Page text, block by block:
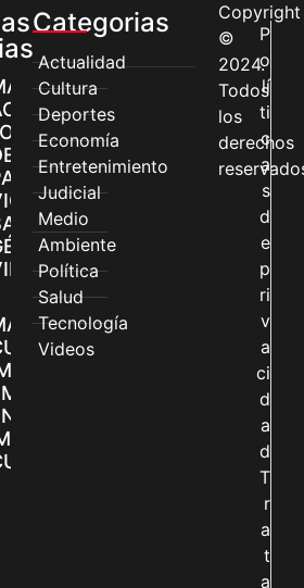
MUJERES
A
CANALES
ATENCIÓN
EN
EN
SUS
LA FERIA
QUE
Y CREAN’
Categorias
Actualidad
Cultura
Deportes
Economía
Entretenimiento
Judicial
Medio
Ambiente
Política
Salud
Tecnología
Videos
Copyright
©
2024.
Todos
los
derechos
P
o
lí
ti
c
a
s
d
e
p
ri
v
a
ci
d
a
d
T
r
a
t
a